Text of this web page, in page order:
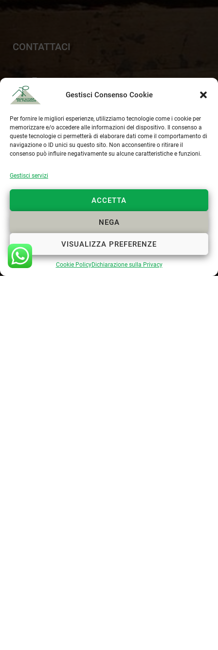
Gestisci Consenso Cookie
Per fornire le migliori esperienze, utilizziamo tecnologie come i cookie per
memorizzare e/o accedere alle informazioni del dispositivo. Il consenso a
queste tecnologie ci permetterà di elaborare dati come il comportamento di
navigazione o ID unici su questo sito. Non acconsentire o ritirare il
consenso può influire negativamente su alcune caratteristiche e funzioni.
Gestisci servizi
ACCETTA
NEGA
VISUALIZZA PREFERENZE
Cookie PolicyDichiarazione sulla Privacy
CONTATTACI
info@paesaggista.it
s.lastrucci@pec.epap.it